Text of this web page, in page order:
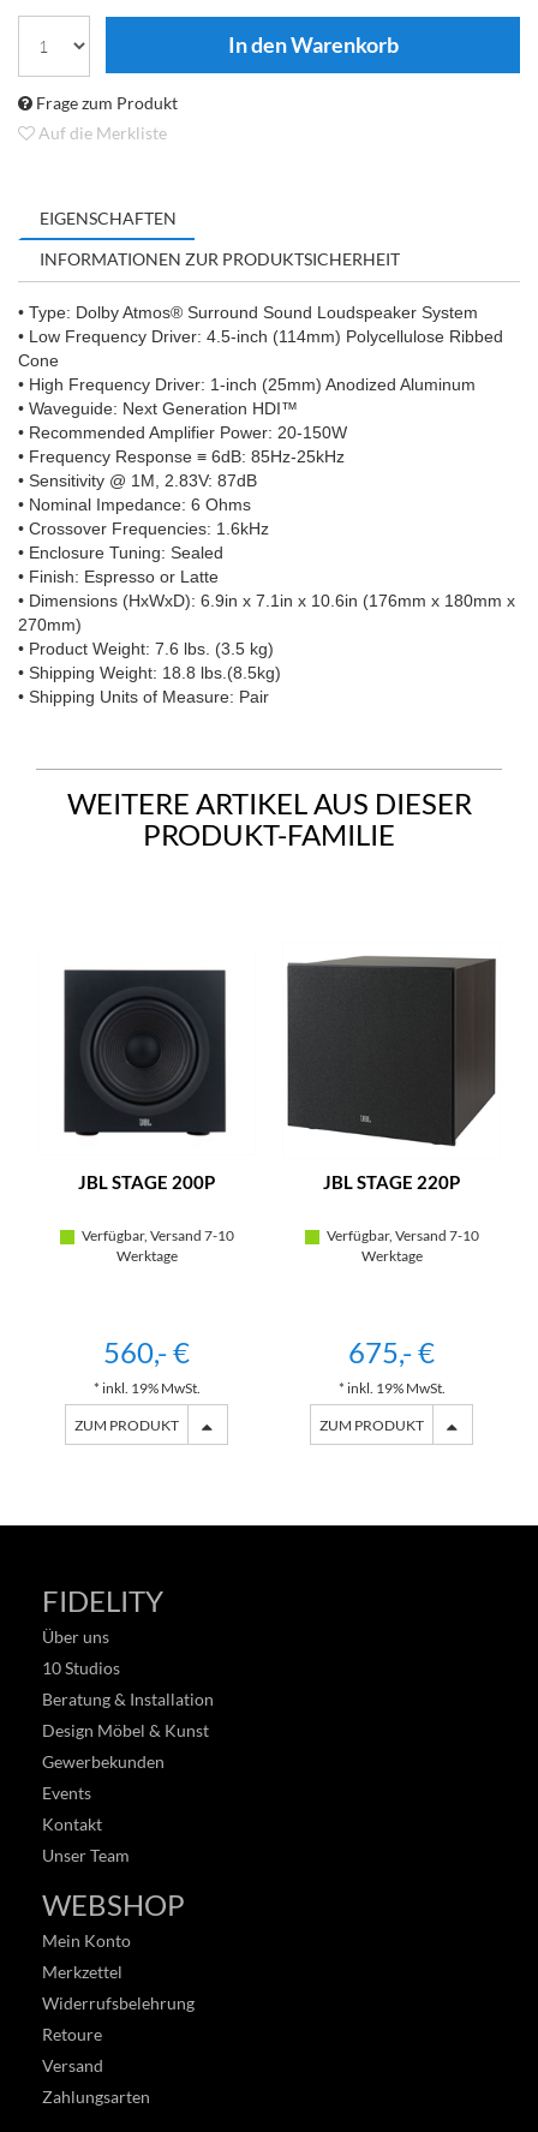
Frage zum Produkt
Auf die Merkliste
EIGENSCHAFTEN
INFORMATIONEN ZUR PRODUKTSICHERHEIT
• Type: Dolby Atmos® Surround Sound Loudspeaker System
• Low Frequency Driver: 4.5-inch (114mm) Polycellulose Ribbed
Cone
• High Frequency Driver: 1-inch (25mm) Anodized Aluminum
• Waveguide: Next Generation HDI™
• Recommended Amplifier Power: 20-150W
• Frequency Response ≡ 6dB: 85Hz-25kHz
• Sensitivity @ 1M, 2.83V: 87dB
• Nominal Impedance: 6 Ohms
• Crossover Frequencies: 1.6kHz
• Enclosure Tuning: Sealed
• Finish: Espresso or Latte
• Dimensions (HxWxD): 6.9in x 7.1in x 10.6in (176mm x 180mm x
270mm)
• Product Weight: 7.6 lbs. (3.5 kg)
• Shipping Weight: 18.8 lbs.(8.5kg)
• Shipping Units of Measure: Pair
WEITERE ARTIKEL AUS DIESER
PRODUKT-FAMILIE
JBL STAGE 200P
Verfügbar, Versand 7-10
Werktage
560,- €
* inkl. 19% MwSt.
ZUM PRODUKT
JBL STAGE 220P
Verfügbar, Versand 7-10
Werktage
675,- €
* inkl. 19% MwSt.
ZUM PRODUKT
FIDELITY
Über uns
10 Studios
Beratung & Installation
Design Möbel & Kunst
Gewerbekunden
Events
Kontakt
Unser Team
WEBSHOP
Mein Konto
Merkzettel
Widerrufsbelehrung
Retoure
Versand
Zahlungsarten